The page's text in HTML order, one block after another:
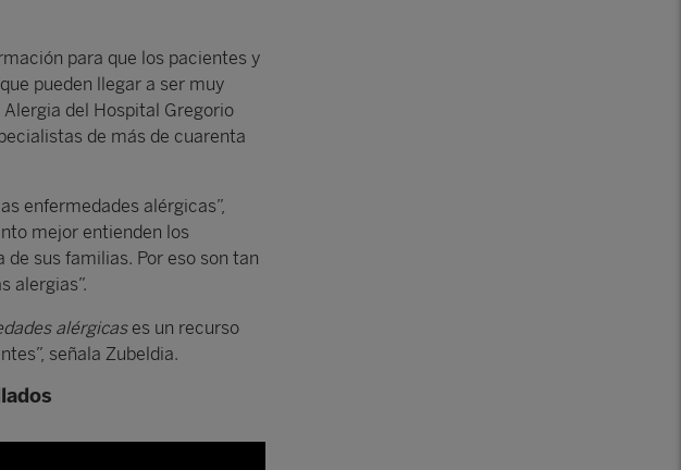
para que los pacientes y
pueden llegar a ser muy
Alergia del Hospital Gregorio
de más de cuarenta
enfermedades alérgicas”,
mejor entienden los
sus familias. Por eso son tan
alergias”.
alérgicases un recurso
señala Zubeldia.